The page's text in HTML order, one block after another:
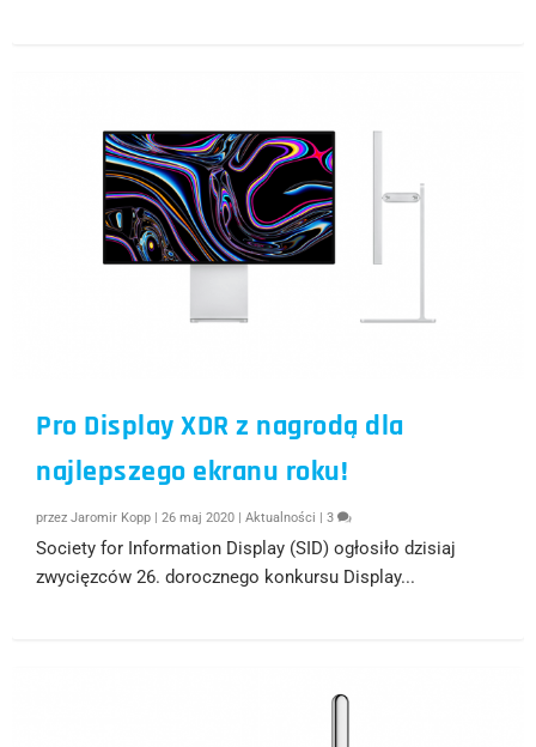
Pro Display XDR z nagrodą dla
najlepszego ekranu roku!
przezJaromir Kopp |26 maj 2020 |Aktualności |3
Society for Information Display (SID) ogłosiło dzisiaj
zwycięzców 26. dorocznego konkursu Display...